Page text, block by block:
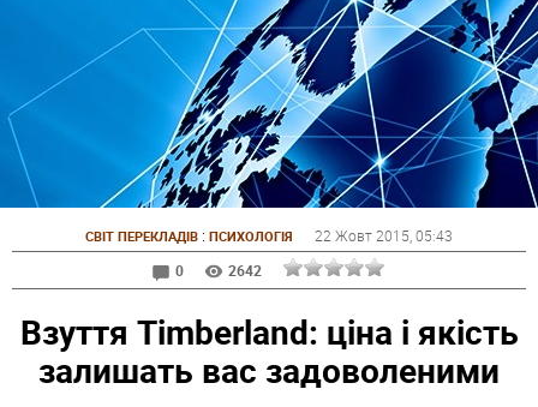
СВІТ ПЕРЕКЛАДІВ : ПСИХОЛОГІЯ 22 Жовт 2015 , 05:43
0
2642
Взуття Timberland: ціна і якість
залишать вас задоволеними